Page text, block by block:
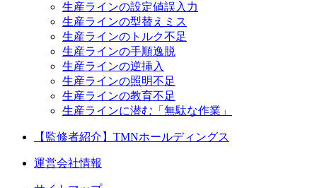
生産ラインの設定値誤入力
生産ラインの型替えミス
生産ラインのトルク不足
生産ラインの手順逸脱
生産ラインの逆挿入
生産ラインの照明不足
生産ラインの教育不足
生産ラインに潜む「無駄な作業」
【監修者紹介】TMNホールディングス
運営会社情報